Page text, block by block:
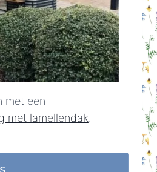
met een
met lamellendak.